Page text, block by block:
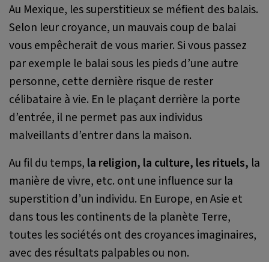
Au Mexique, les superstitieux se méfient des balais.
Selon leur croyance, un mauvais coup de balai
vous empêcherait de vous marier. Si vous passez
par exemple le balai sous les pieds d’une autre
personne, cette dernière risque de rester
célibataire à vie. En le plaçant derrière la porte
d’entrée, il ne permet pas aux individus
malveillants d’entrer dans la maison.
Au fil du temps, la religion, la culture, les rituels, la
manière de vivre, etc. ont une influence sur la
superstition d’un individu. En Europe, en Asie et
dans tous les continents de la planète Terre,
toutes les sociétés ont des croyances imaginaires,
avec des résultats palpables ou non.